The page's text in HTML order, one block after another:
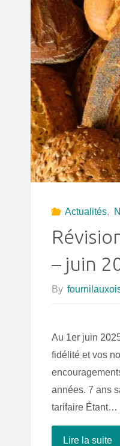
Actualités,
– juin
By
Au 1er juin
fidélité et vos
années. 7 ans
tarifaire Étant…
Lire la suite